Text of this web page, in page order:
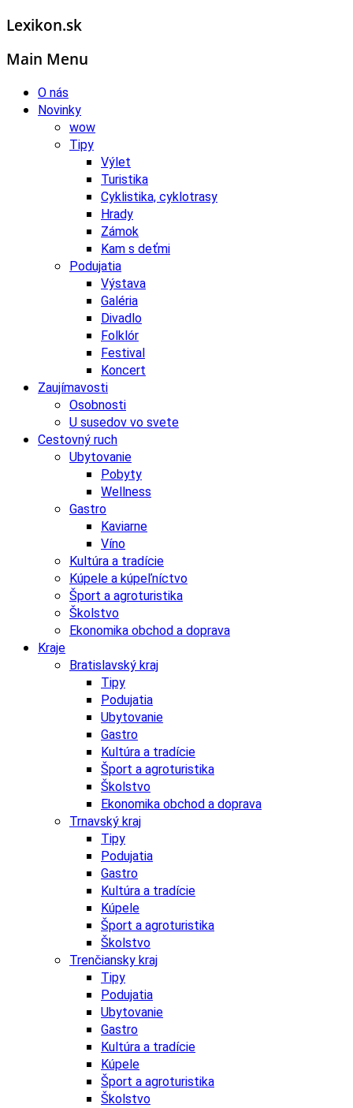
Lexikon.sk
Main Menu
O nás
Novinky
wow
Tipy
Výlet
Turistika
Cyklistika, cyklotrasy
Hrady
Zámok
Kam s deťmi
Podujatia
Výstava
Galéria
Divadlo
Folklór
Festival
Koncert
Zaujímavosti
Osobnosti
U susedov vo svete
Cestovný ruch
Ubytovanie
Pobyty
Wellness
Gastro
Kaviarne
Víno
Kultúra a tradície
Kúpele a kúpeľníctvo
Šport a agroturistika
Školstvo
Ekonomika obchod a doprava
Kraje
Bratislavský kraj
Tipy
Podujatia
Ubytovanie
Gastro
Kultúra a tradície
Šport a agroturistika
Školstvo
Ekonomika obchod a doprava
Trnavský kraj
Tipy
Podujatia
Gastro
Kultúra a tradície
Kúpele
Šport a agroturistika
Školstvo
Trenčiansky kraj
Tipy
Podujatia
Ubytovanie
Gastro
Kultúra a tradície
Kúpele
Šport a agroturistika
Školstvo